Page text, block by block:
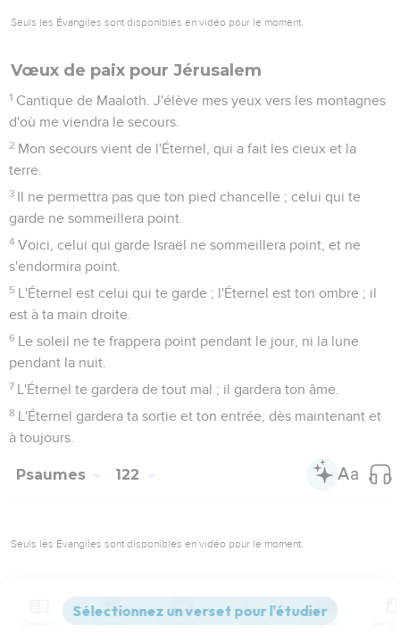
Seuls les Évangiles sont disponibles en vidéo pour le moment.
Vœux de paix pour Jérusalem
1 Cantique de Maaloth. J'élève mes yeux vers les montagnes
d'où me viendra le secours.
2 Mon secours vient de l'Éternel, qui a fait les cieux et la
terre.
3 Il ne permettra pas que ton pied chancelle ; celui qui te
garde ne sommeillera point.
4 Voici, celui qui garde Israël ne sommeillera point, et ne
s'endormira point.
5 L'Éternel est celui qui te garde ; l'Éternel est ton ombre ; il
est à ta main droite.
6 Le soleil ne te frappera point pendant le jour, ni la lune
pendant la nuit.
7 L'Éternel te gardera de tout mal ; il gardera ton âme.
8 L'Éternel gardera ta sortie et ton entrée, dès maintenant et
à toujours.
Psaumes 122
Seuls les Évangiles sont disponibles en vidéo pour le moment.
L'attente des humiliés
Cantique de Maaloth, de David. Je me réjouis lorsqu'on me
Versions Commentaires Strong